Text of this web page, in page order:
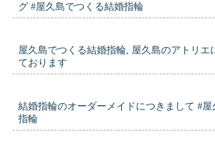
グ #屋久島でつくる結婚指輪
屋久島でつくる結婚指輪, 屋久島のアトリエ
ております
結婚指輪のオーダーメイドにつきまして #
指輪